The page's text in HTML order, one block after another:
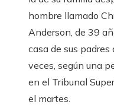
hombre llamado
Anderson, de 39
casa de sus
veces, según una
en el Tribunal
el martes.